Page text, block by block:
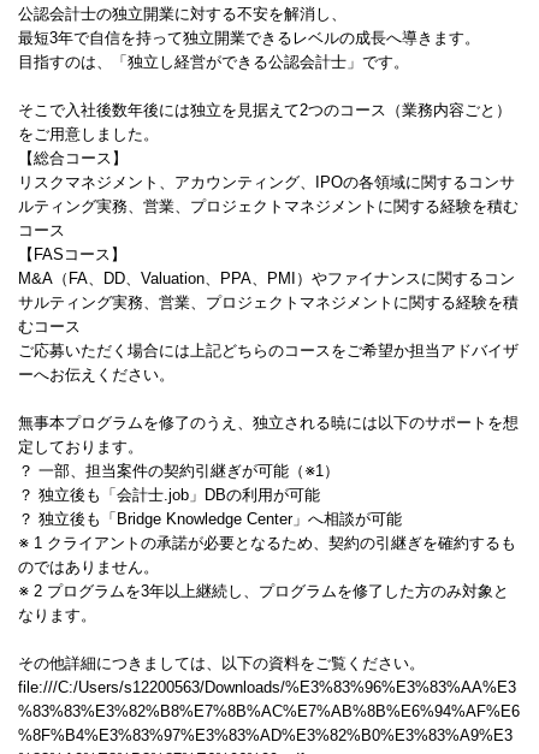
公認会計士の独立開業に対する不安を解消し、
最短3年で自信を持って独立開業できるレベルの成長へ導きます。
目指すのは、「独立し経営ができる公認会計士」です。
そこで入社後数年後には独立を見据えて2つのコース（業務内容ごと）
をご用意しました。
【総合コース】
リスクマネジメント、アカウンティング、IPOの各領域に関するコンサ
ルティング実務、営業、プロジェクトマネジメントに関する経験を積む
コース
【FASコース】
M&A（FA、DD、Valuation、PPA、PMI）やファイナンスに関するコン
サルティング実務、営業、プロジェクトマネジメントに関する経験を積
むコース
ご応募いただく場合には上記どちらのコースをご希望か担当アドバイザ
ーへお伝えください。
無事本プログラムを修了のうえ、独立される暁には以下のサポートを想
定しております。
？ 一部、担当案件の契約引継ぎが可能（※1）
？ 独立後も「会計士.job」DBの利用が可能
？ 独立後も「Bridge Knowledge Center」へ相談が可能
※ 1 クライアントの承諾が必要となるため、契約の引継ぎを確約するも
のではありません。
※ 2 プログラムを3年以上継続し、プログラムを修了した方のみ対象と
なります。
その他詳細につきましては、以下の資料をご覧ください。
file:///C:/Users/s12200563/Downloads/%E3%83%96%E3%83%AA%E3
%83%83%E3%82%B8%E7%8B%AC%E7%AB%8B%E6%94%AF%E6
%8F%B4%E3%83%97%E3%83%AD%E3%82%B0%E3%83%A9%E3